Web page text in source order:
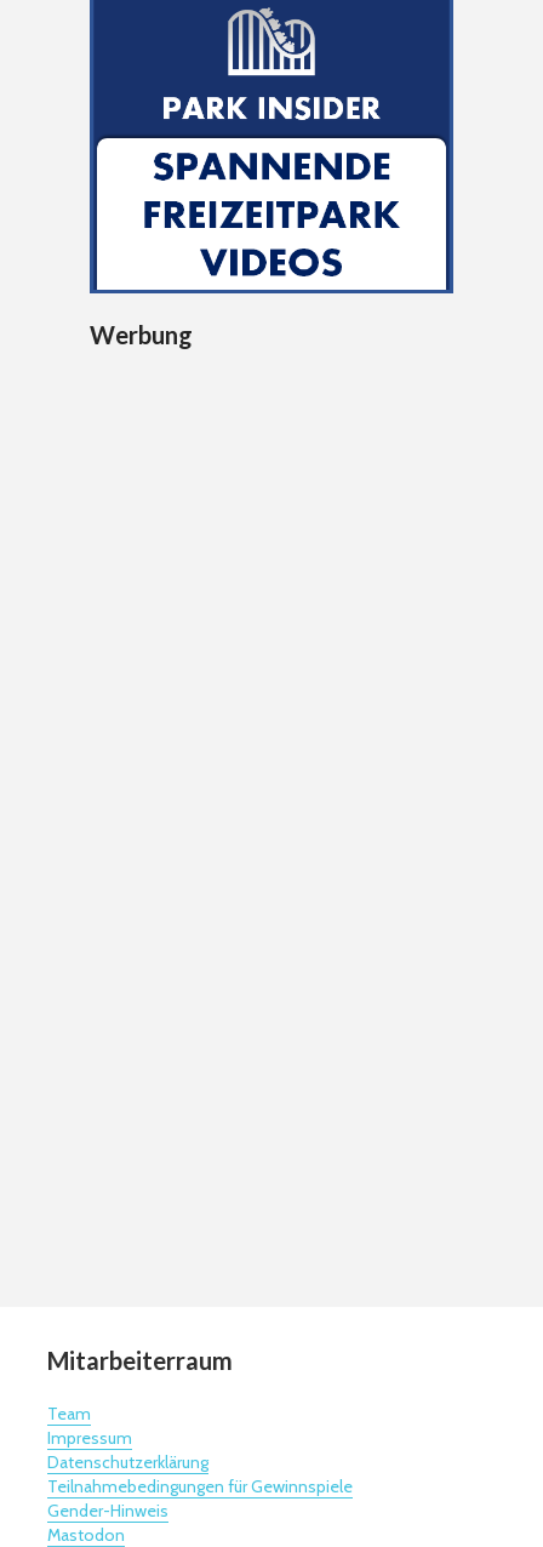
Werbung
Mitarbeiterraum
Team
Impressum
Datenschutzerklärung
Teilnahmebedingungen für Gewinnspiele
Gender-Hinweis
Mastodon